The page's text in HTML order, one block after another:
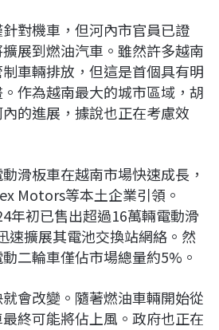
對機車，但河內市官員已證
展到燃油汽車。雖然許多越南
車輛排放，但這是首個具有明
作為越南最大的城市區域，胡
的進展，據說也正在考慮效
滑板車在越南市場快速成長，
Motors等本土企業引領。
年初已售出超過16萬輛電動滑
速擴展其電池交換站網絡。然
二輪車僅佔市場總量約5%。
會改變。隨著燃油車輛開始從
終可能將佔上風。政府也正在